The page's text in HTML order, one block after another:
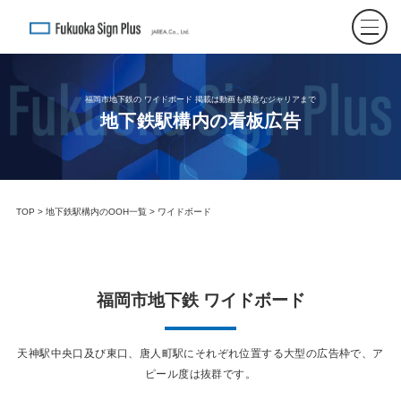
福岡市地下鉄の ワイドボード 掲載は動画も得意なジャリアまで
地下鉄駅構内の看板広告
TOP > 地下鉄駅構内のOOH一覧> ワイドボード
福岡市地下鉄 ワイドボード
天神駅中央口及び東口、唐人町駅にそれぞれ位置する大型の広告枠で、ア
ピール度は抜群です。